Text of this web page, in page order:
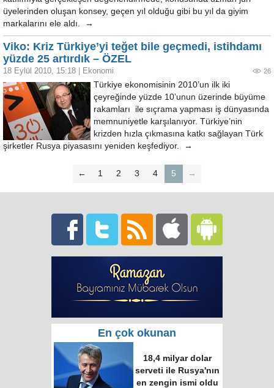
üyelerinden oluşan konsey, geçen yıl olduğu gibi bu yıl da giyim
markalarını ele aldı. →
Viko: Kriz Türkiye’yi teğet bile geçmedi, istihdamı
yüzde 25 artırdık – ÖZEL
18 Eylül 2010, 15:18 Ekonomi 26
Türkiye ekonomisinin 2010’un ilk iki
çeyreğinde yüzde 10’unun üzerinde büyüme
rakamları ile sıçrama yapması iş dünyasında
memnuniyetle karşılanıyor. Türkiye’nin
krizden hızla çıkmasına katkı sağlayan Türk
şirketler Rusya piyasasını yeniden keşfediyor. →
← 1 2 3 4 5 →
En çok okunan
18,4 milyar dolar
serveti ile Rusya'nın
en zengin ismi oldu